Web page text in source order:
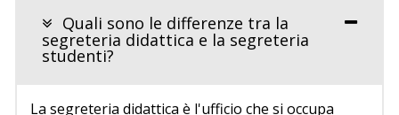
Quali sono le differenze tra la
segreteria didattica e la segreteria
studenti?
La segreteria didattica è l'ufficio che si occupa